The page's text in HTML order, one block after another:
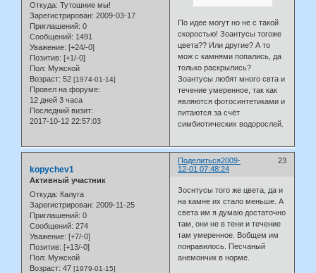
Откуда: Тутошние мы!
Зарегистрирован: 2009-03-17
Приглашений: 0
Сообщений: 1491
Уважение: [+24/-0]
Позитив: [+1/-0]
Пол: Мужской
Возраст: 52 [1974-01-14]
Провел на форуме:
12 дней 3 часа
Последний визит:
2017-10-12 22:57:03
По идее могут но не с такой
скоростью! Зоантусы тогоже
цвета?? Или другие? А то
мож с камнями попались, да
только раскрылись?
Зоантусы любят много свта и
течение умеренное, так как
являются фотосинтетиками и
питаются за счёт
симбиотических водорослей.
Поделиться 23
2009-
12-01 07:48:24
kopychev1
Активный участник
Откуда: Калуга
Зарегистрирован: 2009-11-25
Приглашений: 0
Сообщений: 274
Уважение: [+7/-0]
Позитив: [+13/-0]
Пол: Мужской
Возраст: 47 [1979-01-15]
Зоснтусы того же цвета, да и
на камне их стало меньше. А
света им я думаю достаточно
там, они не в тени и течение
там умеренное. Вобщем им
понравилось. Песчаный
анемончик в норме.